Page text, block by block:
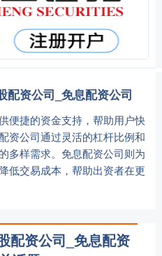
配资公司_免息配资公司
便捷的资金支持，帮助用户快
资公司通过灵活的杠杆比例和
多样需求。免息配资公司则为
低交易成本，帮助出资者在更
配资公司_免息配资